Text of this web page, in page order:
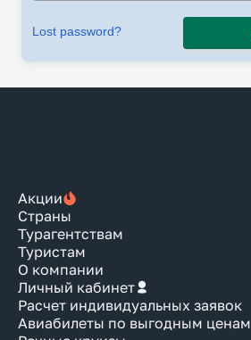
Lost password?
Акции
Страны
Турагентствам
Туристам
О компании
Личный кабинет
Расчет индивидуальных заявок
Авиабилеты по выгодным ценам